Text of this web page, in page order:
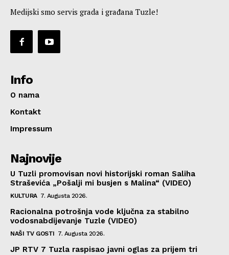
Medijski smo servis grada i građana Tuzle!
Info
O nama
Kontakt
Impressum
Najnovije
U Tuzli promovisan novi historijski roman Saliha
Straševića „Pošalji mi busjen s Malina“ (VIDEO)
KULTURA 7. Augusta 2026.
Racionalna potrošnja vode ključna za stabilno
vodosnabdijevanje Tuzle (VIDEO)
NAŠI TV GOSTI 7. Augusta 2026.
JP RTV 7 Tuzla raspisao javni oglas za prijem tri